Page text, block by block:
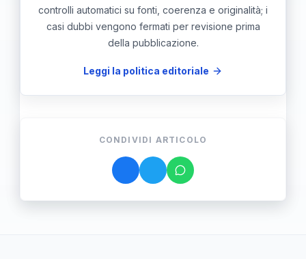
controlli automatici su fonti, coerenza e originalità; i
casi dubbi vengono fermati per revisione prima
della pubblicazione.
Leggi la politica editoriale
CONDIVIDI ARTICOLO